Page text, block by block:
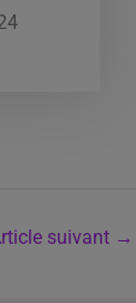
suivant →